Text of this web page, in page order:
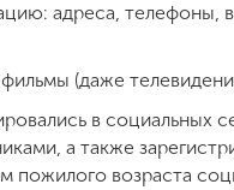
адреса, телефоны,
(даже
в
а также
пожилого возраста